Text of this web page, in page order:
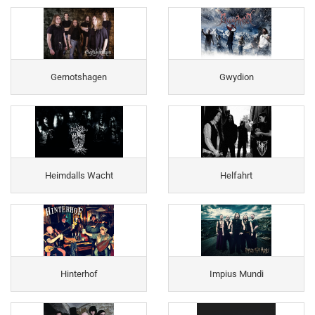
Gernotshagen Gwydion
Heimdalls Wacht Helfahrt
Hinterhof Impius Mundi